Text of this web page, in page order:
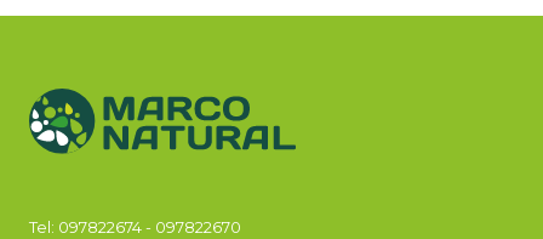
Tel: 097822674 - 097822670